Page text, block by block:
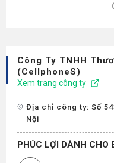
Công Ty TNHH
(CellphoneS)
Xem trang công ty
Địa chỉ công ty: Số
Nội
PHÚC LỢI DÀNH CHO